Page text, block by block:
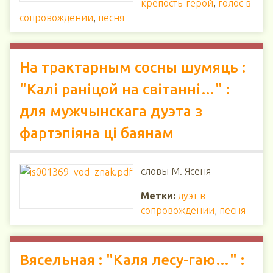
крепость-герой, голос в
сопровождении, песня
На трактарным сосны шумяць :
"Калі раніцой на світанні…" :
для мужчынскага дуэта з
фартэпіяна ці баянам
словы М. Ясеня
Метки: дуэт в
сопровождении, песня
Вясельная : "Каля лесу-гаю…" :